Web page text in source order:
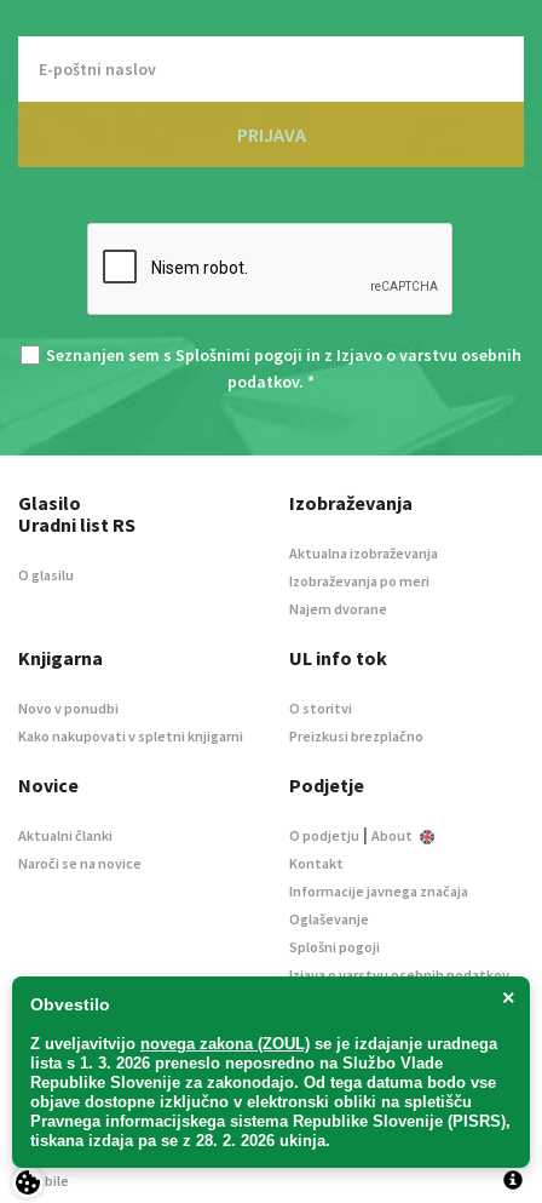
PRIJAVA
Seznanjen sem s Splošnimi pogoji in z Izjavo o varstvu osebnih
podatkov. *
×
Obvestilo
Z uveljavitvijo novega zakona (ZOUL) se je izdajanje uradnega
lista s 1. 3. 2026 preneslo neposredno na Službo Vlade
Republike Slovenije za zakonodajo. Od tega datuma bodo vse
objave dostopne izključno v elektronski obliki na spletišču
Pravnega informacijskega sistema Republike Slovenije (PISRS),
tiskana izdaja pa se z 28. 2. 2026 ukinja.
Glasilo
Uradni list RS
O glasilu
Izobraževanja
Aktualna izobraževanja
Izobraževanja po meri
Najem dvorane
Knjigarna
Novo v ponudbi
Kako nakupovati v spletni knjigarni
UL info tok
O storitvi
Preizkusi brezplačno
Novice
Aktualni članki
Naroči se na novice
Podjetje
O podjetju | About
Kontakt
Informacije javnega značaja
Oglaševanje
Splošni pogoji
Izjava o varstvu osebnih podatkov
Uradni list d. o. o. – v likvidaciji / Vse pravice pridržane.
2Mobile